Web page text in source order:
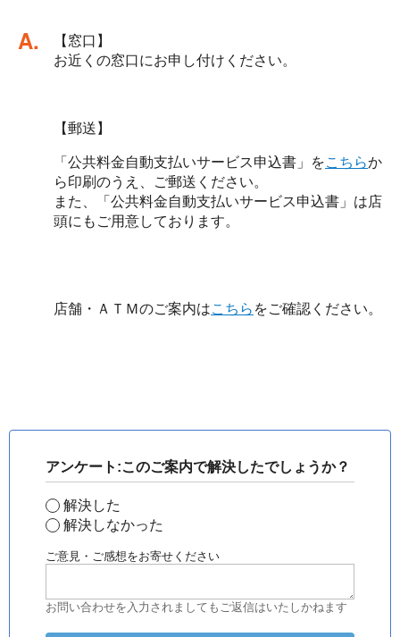
回答
【窓口】
お近くの窓口にお申し付けください。
【郵送】
「公共料金自動支払いサービス申込書」をこちらか
ら印刷のうえ、ご郵送ください。
また、「公共料金自動支払いサービス申込書」は店
頭にもご用意しております。
店舗・ＡＴＭのご案内はこちら をご確認ください。
アンケート:このご案内で解決したでしょうか？
解決した
解決しなかった
ご意見・ご感想をお寄せください
お問い合わせを入力されましてもご返信はいたしかねます